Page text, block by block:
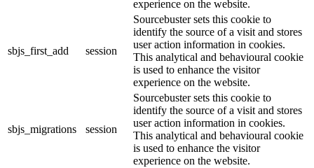
experience on the website.
sbjs_first_add session
Sourcebuster sets this cookie to
identify the source of a visit and stores
user action information in cookies.
This analytical and behavioural cookie
is used to enhance the visitor
experience on the website.
sbjs_migrations session
Sourcebuster sets this cookie to
identify the source of a visit and stores
user action information in cookies.
This analytical and behavioural cookie
is used to enhance the visitor
experience on the website.